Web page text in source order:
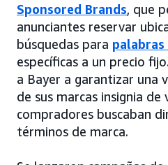
Sponsored Brands, que
anunciantes reservar
búsquedas para palabras
específicas a un precio
a Bayer a garantizar una
de sus marcas insignia
compradores buscaban
términos de marca.